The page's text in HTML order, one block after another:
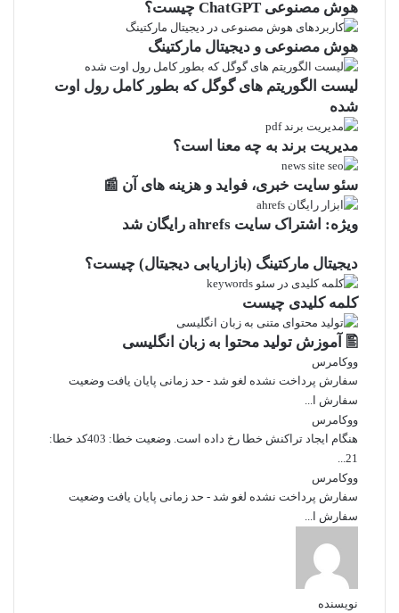
هوش مصنوعی ChatGPT چیست؟
هوش مصنوعی و دیجیتال مارکتینگ
لیست الگوریتم های گوگل که بطور کامل رول اوت
شده
مدیریت برند به چه معنا است؟
سئو سایت خبری، فواید و هزینه های آن 📰
ویژه: اشتراک سایت ahrefs رایگان شد
دیجیتال مارکتینگ (بازاریابی دیجیتال) چیست؟
کلمه کلیدی چیست
🖺 آموزش تولید محتوا به زبان انگلیسی
ووکامرس
سفارش پرداخت نشده لغو شد - حد زمانی پایان یافت وضعیت
سفارش ا...
ووکامرس
هنگام ایجاد تراکنش خطا رخ داده است. وضعیت خطا: 403کد خطا:
21...
ووکامرس
سفارش پرداخت نشده لغو شد - حد زمانی پایان یافت وضعیت
سفارش ا...
نویسنده